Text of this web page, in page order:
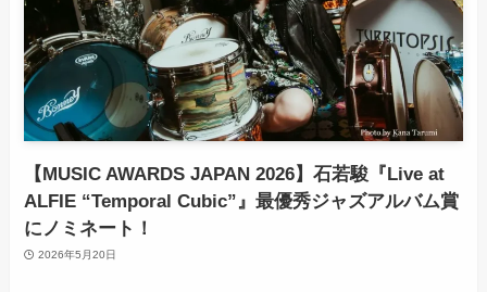
【MUSIC AWARDS JAPAN 2026】石若駿『Live at
ALFIE “Temporal Cubic”』最優秀ジャズアルバム賞
にノミネート！
2026年5月20日